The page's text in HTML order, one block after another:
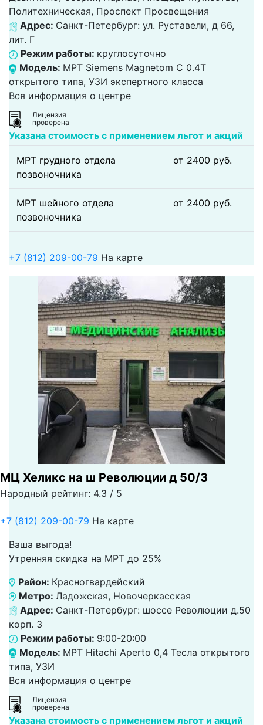
Политехническая, Проспект Просвещения
Адрес: Санкт-Петербург: ул. Руставели, д 66,
лит. Г
Режим работы: круглосуточно
Модель: МРТ Siemens Magnetom C 0.4T
открытого типа, УЗИ экспертного класса
Вся информация о центре
Лицензия
проверена
Указана стоимость с применением льгот и акций
МРТ грудного отдела
позвоночника
от 2400 pуб.
МРТ шейного отдела
позвоночника
от 2400 pуб.
+7 (812) 209-00-79 На карте
МЦ Хеликс на ш Революции д 50/3
Народный рейтинг: 4.3 / 5
+7 (812) 209-00-79 На карте
Ваша выгода!
Утренняя скидка на МРТ до 25%
Район: Красногвардейский
Метро: Ладожская, Новочеркасская
Адрес: Санкт-Петербург: шоссе Революции д.50
корп. 3
Режим работы: 9:00-20:00
Модель: МРТ Hitachi Aperto 0,4 Тесла открытого
типа, УЗИ
Вся информация о центре
Лицензия
проверена
Указана стоимость с применением льгот и акций